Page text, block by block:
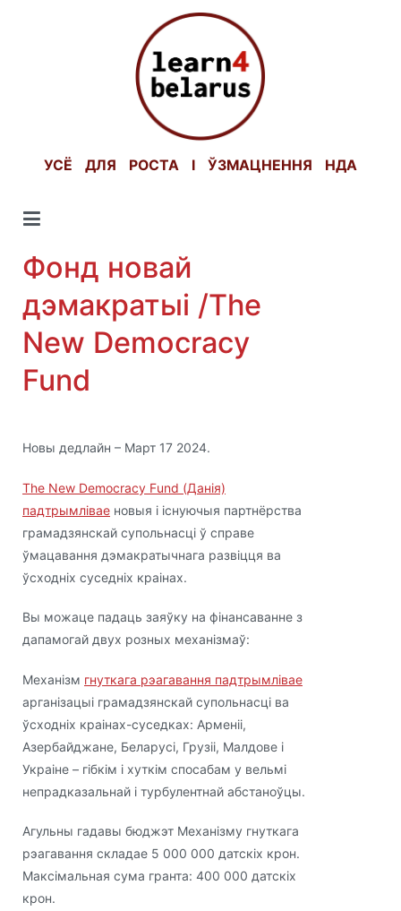
УСЁ ДЛЯ РОСТА І ЎЗМАЦНЕННЯ НДА
Фонд новай
дэмакратыі /The
New Democracy
Fund
Новы дедлайн – Март 17 2024.
The New Democracy Fund (Данія)
падтрымлівае новыя і існуючыя партнёрства
грамадзянскай супольнасці ў справе
ўмацавання дэмакратычнага развіцця ва
ўсходніх суседніх краінах.
Вы можаце падаць заяўку на фінансаванне з
дапамогай двух розных механізмаў:
Механізм гнуткага рэагавання падтрымлівае
арганізацыі грамадзянскай супольнасці ва
ўсходніх краінах-суседках: Арменіі,
Азербайджане, Беларусі, Грузіі, Малдове і
Украіне – гібкім і хуткім спосабам у вельмі
непрадказальнай і турбулентнай абстаноўцы.
Агульны гадавы бюджэт Механізму гнуткага
рэагавання складае 5 000 000 датскіх крон.
Максімальная сума гранта: 400 000 датскіх
крон.